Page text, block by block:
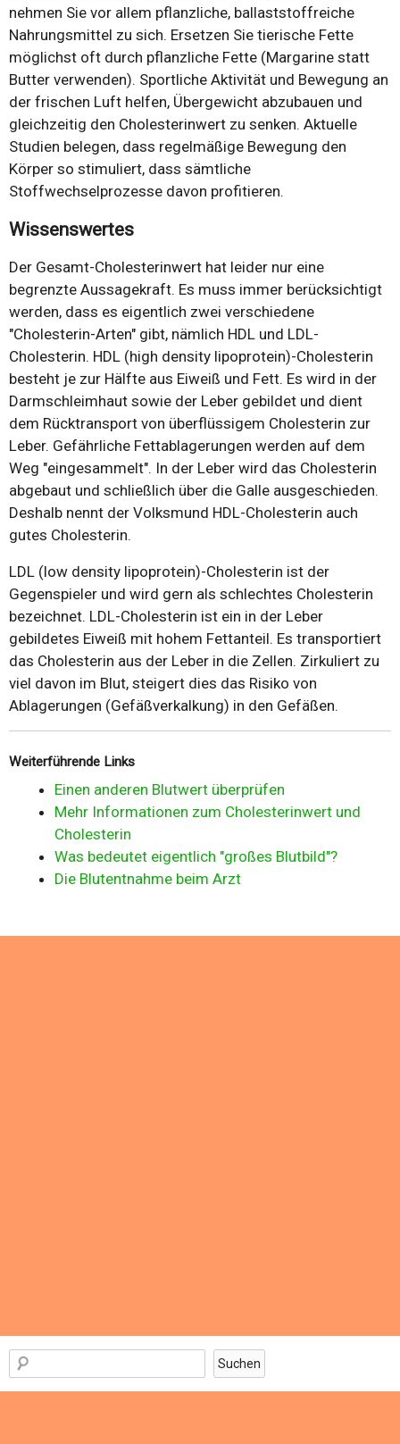
nehmen Sie vor allem pflanzliche, ballaststoffreiche
Nahrungsmittel zu sich. Ersetzen Sie tierische Fette
möglichst oft durch pflanzliche Fette (Margarine statt
Butter verwenden). Sportliche Aktivität und Bewegung an
der frischen Luft helfen, Übergewicht abzubauen und
gleichzeitig den Cholesterinwert zu senken. Aktuelle
Studien belegen, dass regelmäßige Bewegung den
Körper so stimuliert, dass sämtliche
Stoffwechselprozesse davon profitieren.
Wissenswertes
Der Gesamt-Cholesterinwert hat leider nur eine
begrenzte Aussagekraft. Es muss immer berücksichtigt
werden, dass es eigentlich zwei verschiedene
"Cholesterin-Arten" gibt, nämlich HDL und LDL-
Cholesterin. HDL (high density lipoprotein)-Cholesterin
besteht je zur Hälfte aus Eiweiß und Fett. Es wird in der
Darmschleimhaut sowie der Leber gebildet und dient
dem Rücktransport von überflüssigem Cholesterin zur
Leber. Gefährliche Fettablagerungen werden auf dem
Weg "eingesammelt". In der Leber wird das Cholesterin
abgebaut und schließlich über die Galle ausgeschieden.
Deshalb nennt der Volksmund HDL-Cholesterin auch
gutes Cholesterin.
LDL (low density lipoprotein)-Cholesterin ist der
Gegenspieler und wird gern als schlechtes Cholesterin
bezeichnet. LDL-Cholesterin ist ein in der Leber
gebildetes Eiweiß mit hohem Fettanteil. Es transportiert
das Cholesterin aus der Leber in die Zellen. Zirkuliert zu
viel davon im Blut, steigert dies das Risiko von
Ablagerungen (Gefäßverkalkung) in den Gefäßen.
Weiterführende Links
Einen anderen Blutwert überprüfen
Mehr Informationen zum Cholesterinwert und
Cholesterin
Was bedeutet eigentlich "großes Blutbild"?
Die Blutentnahme beim Arzt